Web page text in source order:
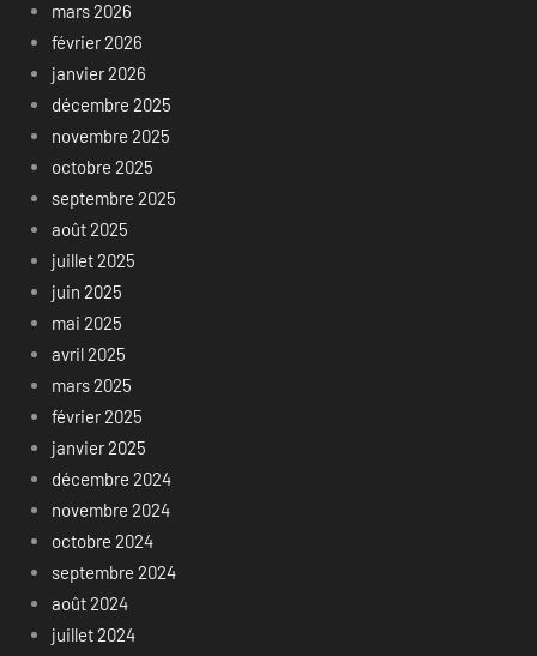
mars 2026
février 2026
janvier 2026
décembre 2025
novembre 2025
octobre 2025
septembre 2025
août 2025
juillet 2025
juin 2025
mai 2025
avril 2025
mars 2025
février 2025
janvier 2025
décembre 2024
novembre 2024
octobre 2024
septembre 2024
août 2024
juillet 2024